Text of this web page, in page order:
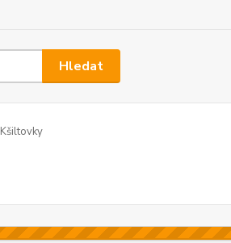
Hledat
Kšiltovky